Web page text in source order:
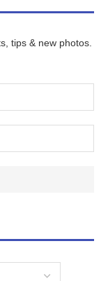
tips & new photos.